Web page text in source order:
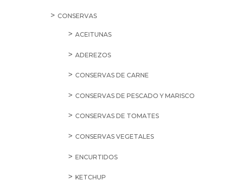
CONSERVAS
ACEITUNAS
ADEREZOS
CONSERVAS DE CARNE
CONSERVAS DE PESCADO Y MARISCO
CONSERVAS DE TOMATES
CONSERVAS VEGETALES
ENCURTIDOS
KETCHUP